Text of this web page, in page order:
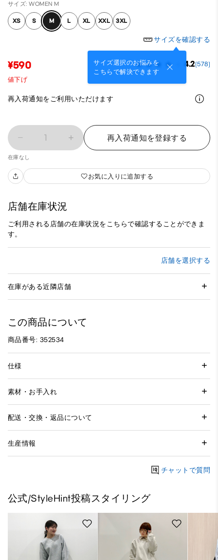
サイズ: WOMEN M
XS S M L XL XXL 3XL
サイズを確認する
サイズ選択のお悩みを
こちらで解決できます
¥590 4.2(578)
値下げ
再入荷通知をご利用いただけます
1 再入荷通知を登録する
在庫なし
お気に入りに追加する
店舗在庫状況
ご利用される店舗の在庫状況をこちらで確認することができま
す。
店舗を選択する
在庫がある近隣店舗
この商品について
商品番号: 352534
仕様
素材・お手入れ
配送・交換・返品について
生産情報
チャットで質問
公式/StyleHint投稿スタイリング